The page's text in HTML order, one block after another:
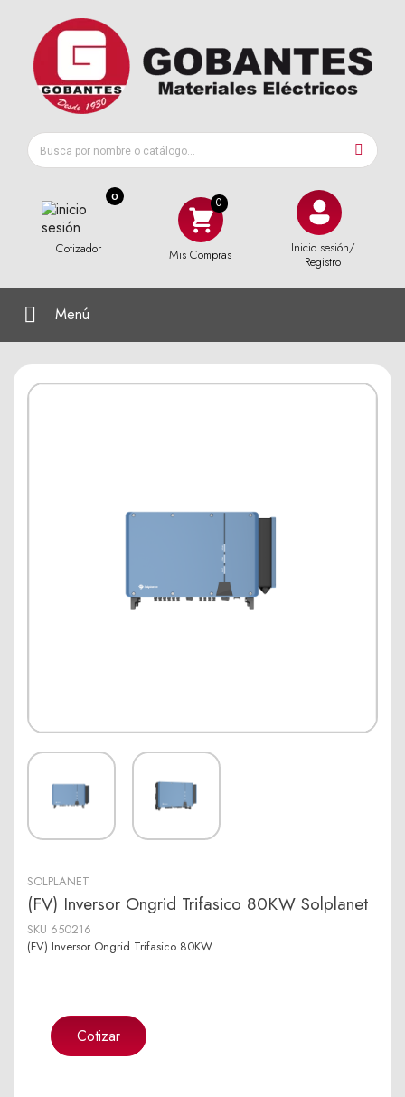
0
Cotizador Mis Compras
Inicio sesión/
Registro
Menú
SOLPLANET
(FV) Inversor Ongrid Trifasico 80KW Solplanet
SKU 650216
(FV) Inversor Ongrid Trifasico 80KW
Cotizar